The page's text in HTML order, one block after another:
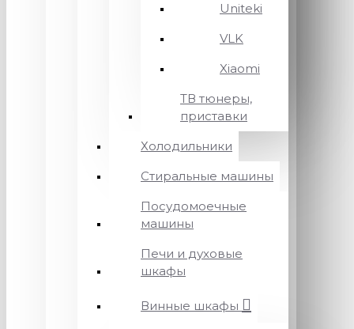
Uniteki
VLK
Xiaomi
ТВ тюнеры,
приставки
Холодильники
Стиральные машины
Посудомоечные
машины
Печи и духовые
шкафы
Винные шкафы